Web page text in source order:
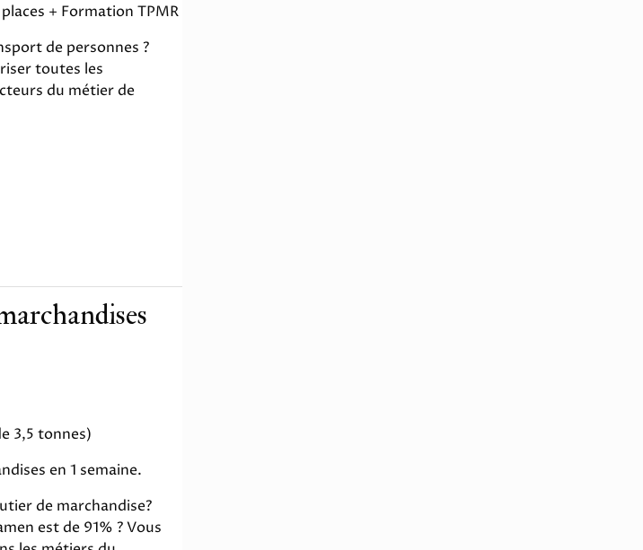
+ Formation TPMR
de personnes ?
toutes les
du métier de
3,5 tonnes)
en 1 semaine.
de marchandise?
est de 91% ? Vous